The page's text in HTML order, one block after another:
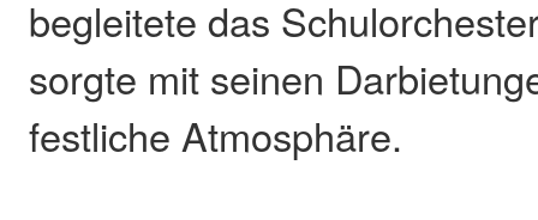
begleitete das
sorgte mit seinen
festliche Atmosphäre.